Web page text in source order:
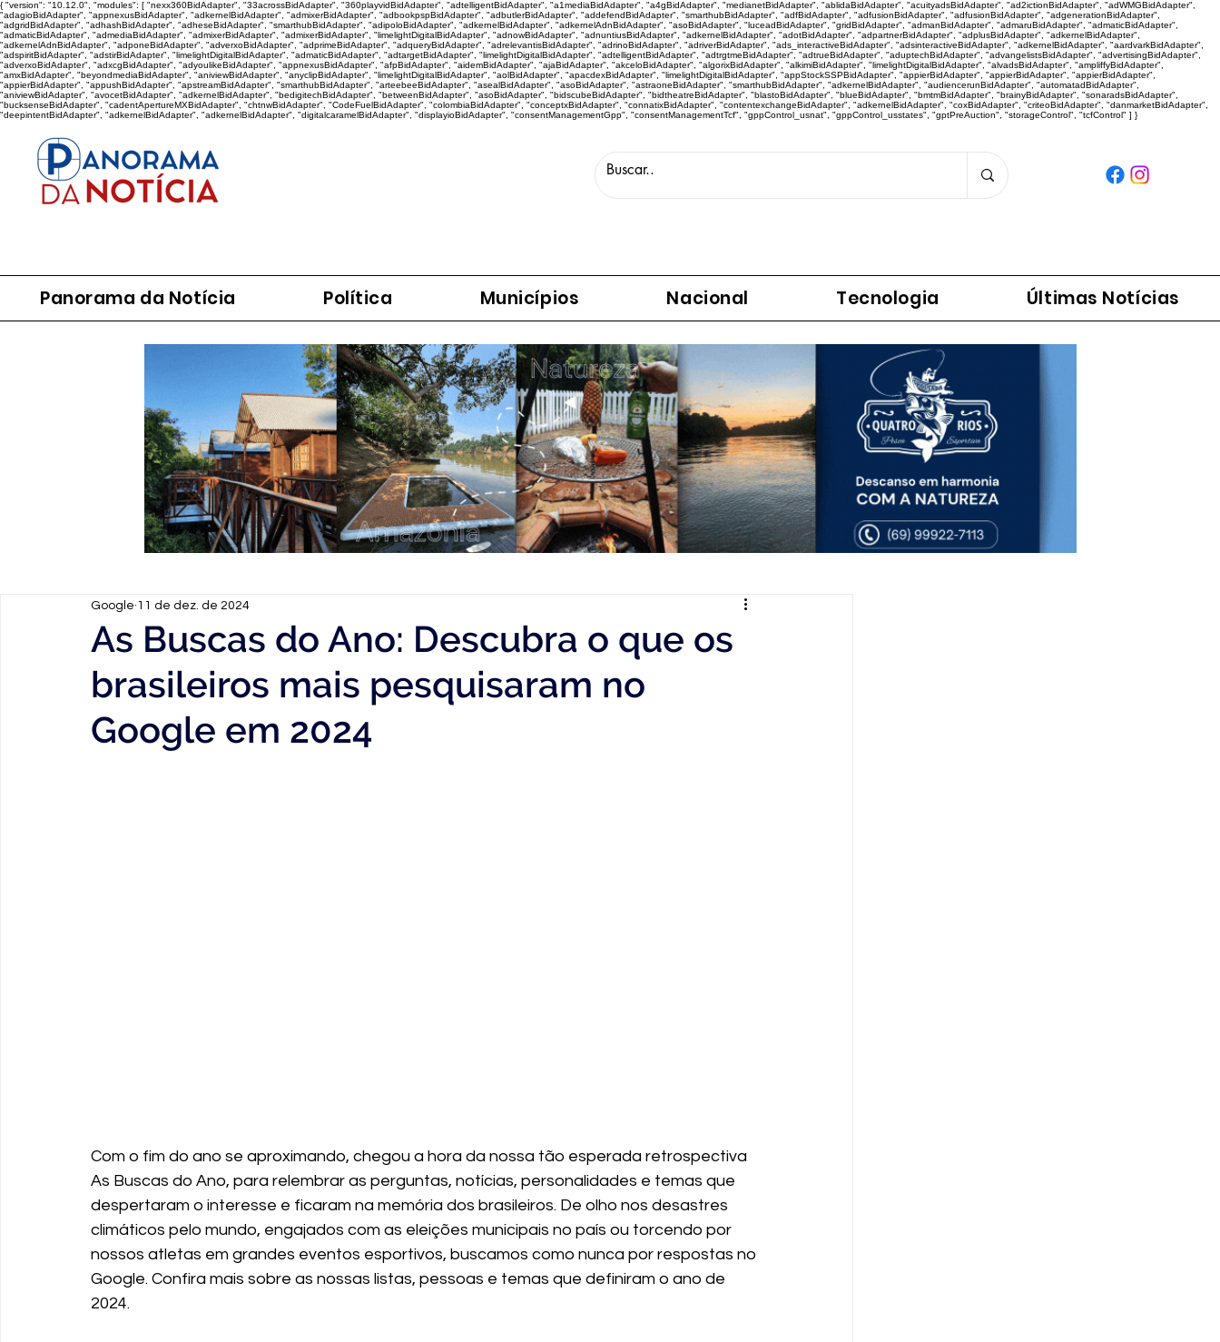
{ "version": "10.12.0", "modules": [ "nexx360BidAdapter", "33acrossBidAdapter", "360playvidBidAdapter", "adtelligentBidAdapter", "a1mediaBidAdapter", "a4gBidAdapter", "medianetBidAdapter", "ablidaBidAdapter", "acuityadsBidAdapter", "ad2ictionBidAdapter", "adWMGBidAdapter",
"adagioBidAdapter", "appnexusBidAdapter", "adkernelBidAdapter", "admixerBidAdapter", "adbookpspBidAdapter", "adbutlerBidAdapter", "addefendBidAdapter", "smarthubBidAdapter", "adfBidAdapter", "adfusionBidAdapter", "adfusionBidAdapter", "adgenerationBidAdapter",
"adgridBidAdapter", "adhashBidAdapter", "adheseBidAdapter", "smarthubBidAdapter", "adipoloBidAdapter", "adkernelBidAdapter", "adkernelAdnBidAdapter", "asoBidAdapter", "luceadBidAdapter", "gridBidAdapter", "admanBidAdapter", "admaruBidAdapter", "admaticBidAdapter",
"admaticBidAdapter", "admediaBidAdapter", "admixerBidAdapter", "admixerBidAdapter", "limelightDigitalBidAdapter", "adnowBidAdapter", "adnuntiusBidAdapter", "adkernelBidAdapter", "adotBidAdapter", "adpartnerBidAdapter", "adplusBidAdapter", "adkernelBidAdapter",
"adkernelAdnBidAdapter", "adponeBidAdapter", "adverxoBidAdapter", "adprimeBidAdapter", "adqueryBidAdapter", "adrelevantisBidAdapter", "adrinoBidAdapter", "adriverBidAdapter", "ads_interactiveBidAdapter", "adsinteractiveBidAdapter", "adkernelBidAdapter", "aardvarkBidAdapter",
"adspiritBidAdapter", "adstirBidAdapter", "limelightDigitalBidAdapter", "admaticBidAdapter", "adtargetBidAdapter", "limelightDigitalBidAdapter", "adtelligentBidAdapter", "adtrgtmeBidAdapter", "adtrueBidAdapter", "aduptechBidAdapter", "advangelistsBidAdapter", "advertisingBidAdapter",
"adverxoBidAdapter", "adxcgBidAdapter", "adyoulikeBidAdapter", "appnexusBidAdapter", "afpBidAdapter", "aidemBidAdapter", "ajaBidAdapter", "akceloBidAdapter", "algorixBidAdapter", "alkimiBidAdapter", "limelightDigitalBidAdapter", "alvadsBidAdapter", "ampliffyBidAdapter",
"amxBidAdapter", "beyondmediaBidAdapter", "aniviewBidAdapter", "anyclipBidAdapter", "limelightDigitalBidAdapter", "aolBidAdapter", "apacdexBidAdapter", "limelightDigitalBidAdapter", "appStockSSPBidAdapter", "appierBidAdapter", "appierBidAdapter", "appierBidAdapter",
"appierBidAdapter", "appushBidAdapter", "apstreamBidAdapter", "smarthubBidAdapter", "arteebeeBidAdapter", "asealBidAdapter", "asoBidAdapter", "astraoneBidAdapter", "smarthubBidAdapter", "adkernelBidAdapter", "audiencerunBidAdapter", "automatadBidAdapter",
"aniviewBidAdapter", "avocetBidAdapter", "adkernelBidAdapter", "bedigitechBidAdapter", "betweenBidAdapter", "asoBidAdapter", "bidscubeBidAdapter", "bidtheatreBidAdapter", "blastoBidAdapter", "blueBidAdapter", "bmtmBidAdapter", "brainyBidAdapter", "sonaradsBidAdapter",
"bucksenseBidAdapter", "cadentApertureMXBidAdapter", "chtnwBidAdapter", "CodeFuelBidAdapter", "colombiaBidAdapter", "conceptxBidAdapter", "connatixBidAdapter", "contentexchangeBidAdapter", "adkernelBidAdapter", "coxBidAdapter", "criteoBidAdapter", "danmarketBidAdapter",
"deepintentBidAdapter", "adkernelBidAdapter", "adkernelBidAdapter", "digitalcaramelBidAdapter", "displayioBidAdapter", "consentManagementGpp", "consentManagementTcf", "gppControl_usnat", "gppControl_usstates", "gptPreAuction", "storageControl", "tcfControl" ] }
Panorama da Notícia Política Municípios Nacional Tecnologia Últimas Notícias
As Buscas do Ano: Descubra o que os
brasileiros mais pesquisaram no
Google em 2024
Google 11 de dez. de 2024
Com o fim do ano se aproximando, chegou a hora da nossa tão esperada retrospectiva
As Buscas do Ano, para relembrar as perguntas, notícias, personalidades e temas que
despertaram o interesse e ficaram na memória dos brasileiros. De olho nos desastres
climáticos pelo mundo, engajados com as eleições municipais no país ou torcendo por
nossos atletas em grandes eventos esportivos, buscamos como nunca por respostas no
Google. Confira mais sobre as nossas listas, pessoas e temas que definiram o ano de
2024.